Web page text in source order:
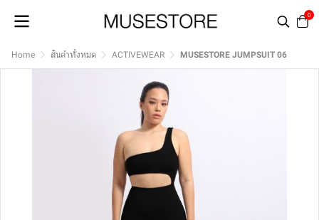
0
Home สินค้าทั้งหมด ACTIVEWEAR MUSESTORE JUMPSUIT 06